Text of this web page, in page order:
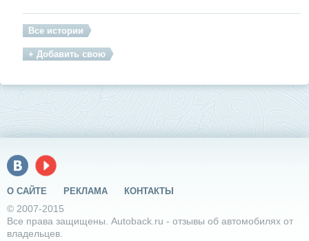
Все истории
+ Добавить свою
О САЙТЕ РЕКЛАМА КОНТАКТЫ
© 2007-2015
Все права защищены. Autoback.ru - отзывы об автомобилях от
владельцев.